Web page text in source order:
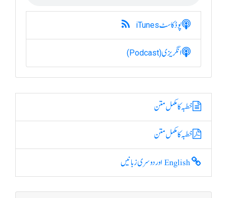
پوڈکاسٹiTunes
انگریزی(Podcast)
خطبہ کا مکمل متن
خطبہ کا مکمل متن